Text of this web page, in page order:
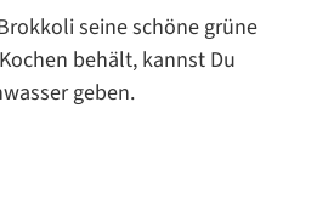
seine schöne grüne
behält, kannst Du
geben.